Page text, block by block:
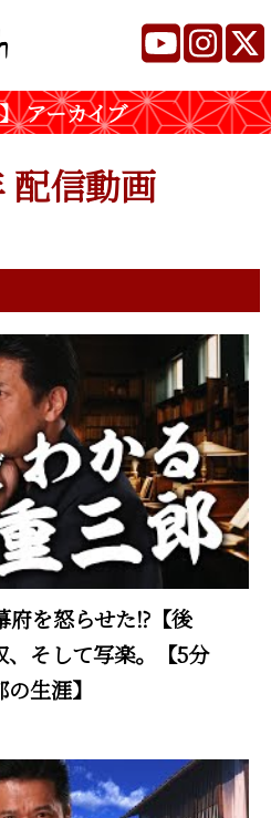
アーカイブ
配信動画
府を怒らせた⁉【後
そして写楽。【5分
生涯】